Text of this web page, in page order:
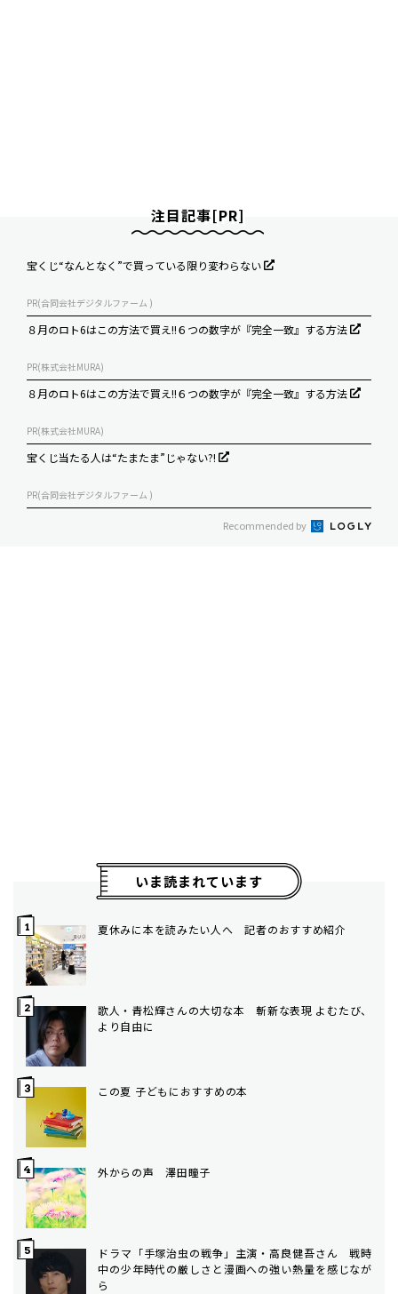
注目記事[PR]
宝くじ“なんとなく”で買っている限り変わらない
PR(合同会社デジタルファーム )
８月のロト6はこの方法で買え!!６つの数字が『完全一致』する方法
PR(株式会社MURA)
８月のロト6はこの方法で買え!!６つの数字が『完全一致』する方法
PR(株式会社MURA)
宝くじ当たる人は“たまたま”じゃない?!
PR(合同会社デジタルファーム )
Recommended by
いま読まれています
夏休みに本を読みたい人へ 記者のおすすめ紹介
歌人・青松輝さんの大切な本 斬新な表現 よむたび、
より自由に
この夏 子どもにおすすめの本
外からの声 澤田瞳子
ドラマ「手塚治虫の戦争」主演・高良健吾さん 戦時
中の少年時代の厳しさと漫画への強い熱量を感じなが
ら